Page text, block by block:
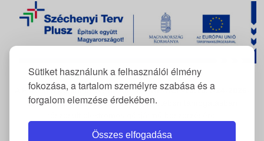
Sütiket használunk a felhasználói élmény
fokozása, a tartalom személyre szabása és a
forgalom elemzése érdekében.
Összes elfogadása
A FlexCom Kommunikációs Kft. azRRF-REP-10.10.1-24-2026-
11222azonosítószámú projekt keretében támogatásban